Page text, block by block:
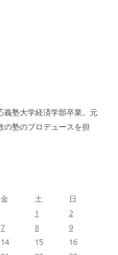
義塾大学経済学部卒業。元
の塾のプロデュースを担
金 土
日
1
2
7 8
9
14 15
16